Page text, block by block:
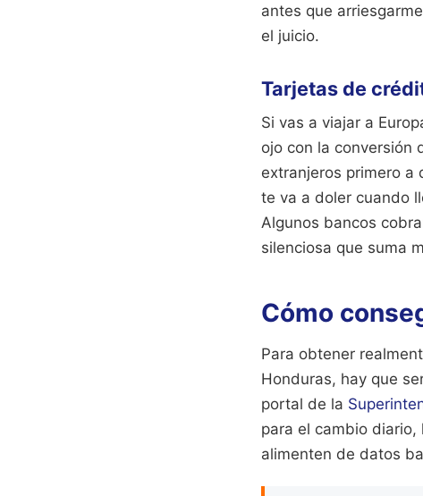
antes que
el juicio.
Tarjetas de
Si vas a viajar a
ojo con la conversión
extranjeros primero a
te va a doler cuando
Algunos bancos
silenciosa que suma
Cómo
Para obtener
Honduras, hay que
portal de la
para el cambio
alimenten de datos